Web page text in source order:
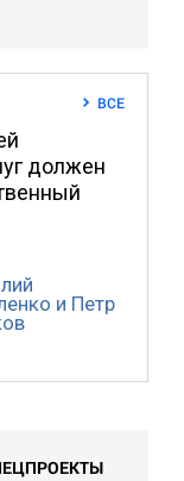
ВСЕ
должен
и Петр